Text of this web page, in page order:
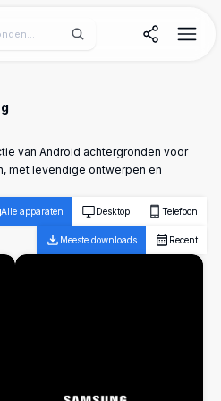
van Android achtergronden voor
met levendige ontwerpen en
Alle apparaten Desktop Telefoon
Meeste downloads Recent